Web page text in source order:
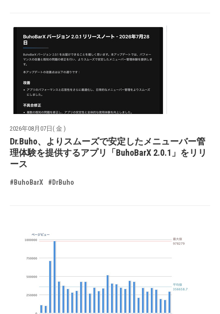
2026年08月07日( 金 )
Dr.Buho、よりスムーズで安定したメニューバー管
理体験を提供するアプリ「BuhoBarX 2.0.1」をリリ
ース
#BuhoBarX #DrBuho